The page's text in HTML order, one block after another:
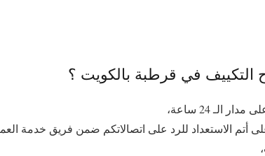
التكييف في قرطبة بالكويت ؟
24 ساعة،
أتم الاستعداد للرد على اتصالاتكم ضمن فريق خدمة